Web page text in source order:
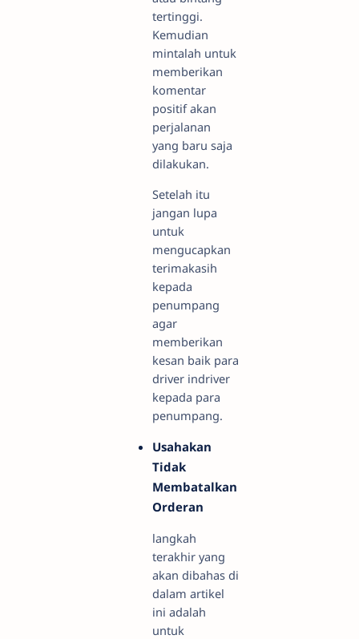
tertinggi.
Kemudian
mintalah untuk
memberikan
komentar
positif akan
perjalanan
yang baru saja
dilakukan.
Setelah itu
jangan lupa
untuk
mengucapkan
terimakasih
kepada
penumpang
agar
memberikan
kesan baik para
driver indriver
kepada para
penumpang.
Usahakan
Tidak
Membatalkan
Orderan
langkah
terakhir yang
akan dibahas di
dalam artikel
ini adalah
untuk